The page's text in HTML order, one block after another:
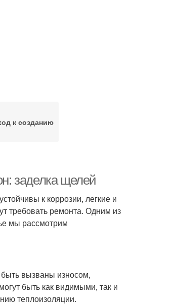
к созданию
заделка щелей
к коррозии, легкие и
требовать ремонта. Одним из
мы рассмотрим
быть вызваны износом,
быть как видимыми, так и
теплоизоляции.